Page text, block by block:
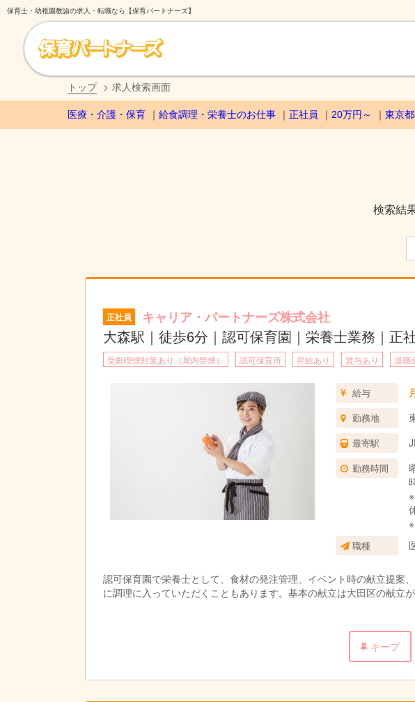
保育士・幼稚園教諭の求人・転職なら【保育パートナーズ】
トップ 求人検索画面
医療・介護・保育 給食調理・栄養士のお仕事 正社員 20万円～ 東京都
検索結
正社員 キャリア・パートナーズ株式会社
大森駅｜徒歩6分｜認可保育園｜栄養士業務｜正社
受動喫煙対策あり（屋内禁煙） 認可保育所 昇給あり 賞与あり 退職
給与
勤務地
最寄駅
勤務時間
職種
認可保育園で栄養士として、食材の発注管理、イベント時の献立提案
に調理に入っていただくこともあります。基本の献立は大田区の献立
キープ